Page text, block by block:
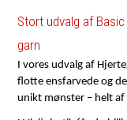
Stort udvalg af
garn
I vores udvalg af
flotte ensfarvede og
unikt mønster – helt af